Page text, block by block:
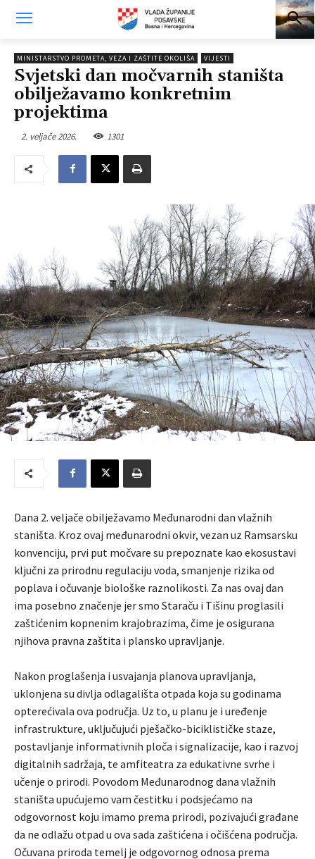
MINISTARSTVO PROMETA, VEZA I ZAŠTITE OKOLIŠA VIJESTI
Svjetski dan močvarnih staništa
obilježavamo konkretnim
projektima
2. veljače 2026. 1301
Dana 2. veljače obilježavamo Međunarodni dan vlažnih
staništa. Kroz ovaj međunarodni okvir, vezan uz Ramsarsku
konvenciju, prvi put močvare su prepoznate kao ekosustavi
ključni za prirodnu regulaciju voda, smanjenje rizika od
poplava i očuvanje biološke raznolikosti. Za nas ovaj dan
ima posebno značenje jer smo Staraču i Tišinu proglasili
zaštićenim kopnenim krajobrazima, čime je osigurana
njihova pravna zaštita i plansko upravljanje.
Nakon proglašenja i usvajanja planova upravljanja,
uklonjena su divlja odlagališta otpada koja su godinama
opterećivala ova područja. Uz to, u planu je i uređenje
infrastrukture, uključujući pješačko-biciklističke staze,
postavljanje informativnih ploča i signalizacije, kao i razvoj
digitalnih sadržaja, te amfiteatra za edukativne svrhe i
učenje o prirodi. Povodom Međunarodnog dana vlažnih
staništa upućujemo vam čestitku i podsjećamo na
odgovornost koju imamo prema prirodi, pozivajući građane
da ne odlažu otpad u ova sada zaštićena i očišćena područja.
Očuvana priroda temelj je odgovornog odnosa prema